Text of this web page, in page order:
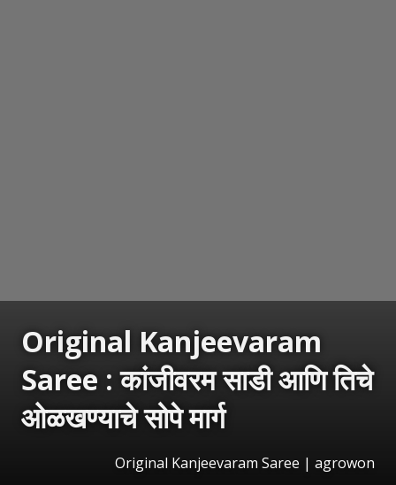
Original Kanjeevaram
Saree : कांजीवरम साडी आणि तिचे
ओळखण्याचे सोपे मार्ग
Original Kanjeevaram Saree | agrowon